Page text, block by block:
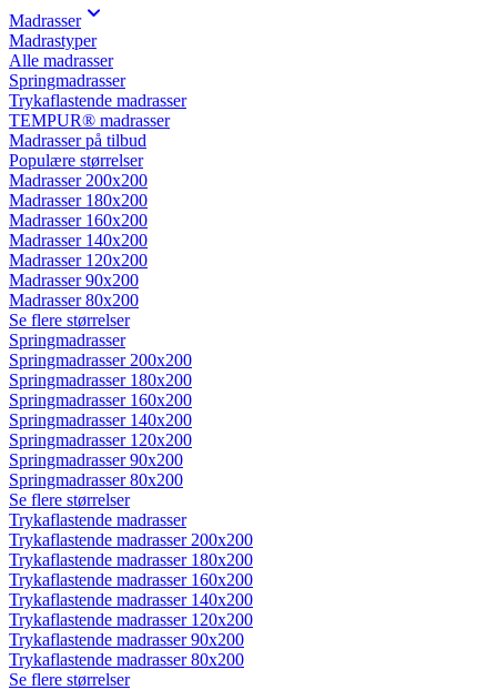
Madrasser
Madrastyper
Alle madrasser
Springmadrasser
Trykaflastende madrasser
TEMPUR® madrasser
Madrasser på tilbud
Populære størrelser
Madrasser 200x200
Madrasser 180x200
Madrasser 160x200
Madrasser 140x200
Madrasser 120x200
Madrasser 90x200
Madrasser 80x200
Se flere størrelser
Springmadrasser
Springmadrasser 200x200
Springmadrasser 180x200
Springmadrasser 160x200
Springmadrasser 140x200
Springmadrasser 120x200
Springmadrasser 90x200
Springmadrasser 80x200
Se flere størrelser
Trykaflastende madrasser
Trykaflastende madrasser 200x200
Trykaflastende madrasser 180x200
Trykaflastende madrasser 160x200
Trykaflastende madrasser 140x200
Trykaflastende madrasser 120x200
Trykaflastende madrasser 90x200
Trykaflastende madrasser 80x200
Se flere størrelser